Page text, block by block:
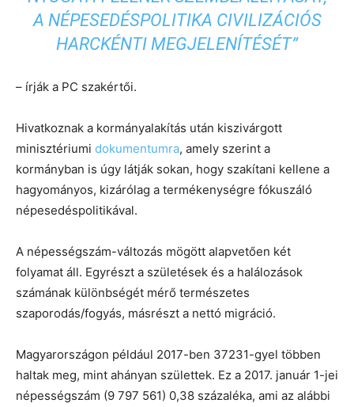
A NÉPESEDÉSPOLITIKA CIVILIZÁCIÓS
HARCKÉNTI MEGJELENÍTÉSÉT”
– írják a PC szakértői.
Hivatkoznak a kormányalakítás után kiszivárgott
minisztériumi dokumentumra, amely szerint a
kormányban is úgy látják sokan, hogy szakítani kellene a
hagyományos, kizárólag a termékenységre fókuszáló
népesedéspolitikával.
A népességszám-változás mögött alapvetően két
folyamat áll. Egyrészt a születések és a halálozások
számának különbségét mérő természetes
szaporodás/fogyás, másrészt a nettó migráció.
Magyarországon például 2017-ben 37231-gyel többen
haltak meg, mint ahányan születtek. Ez a 2017. január 1-jei
népességszám (9 797 561) 0,38 százaléka, ami az alábbi